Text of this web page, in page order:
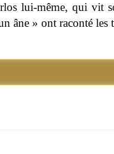
lui-même, qui vit
âne » ont raconté